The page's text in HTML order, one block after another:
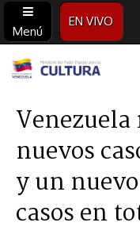
Menú
EN VIVO
Alba
96.3
FM
nuevos
y un
casos en